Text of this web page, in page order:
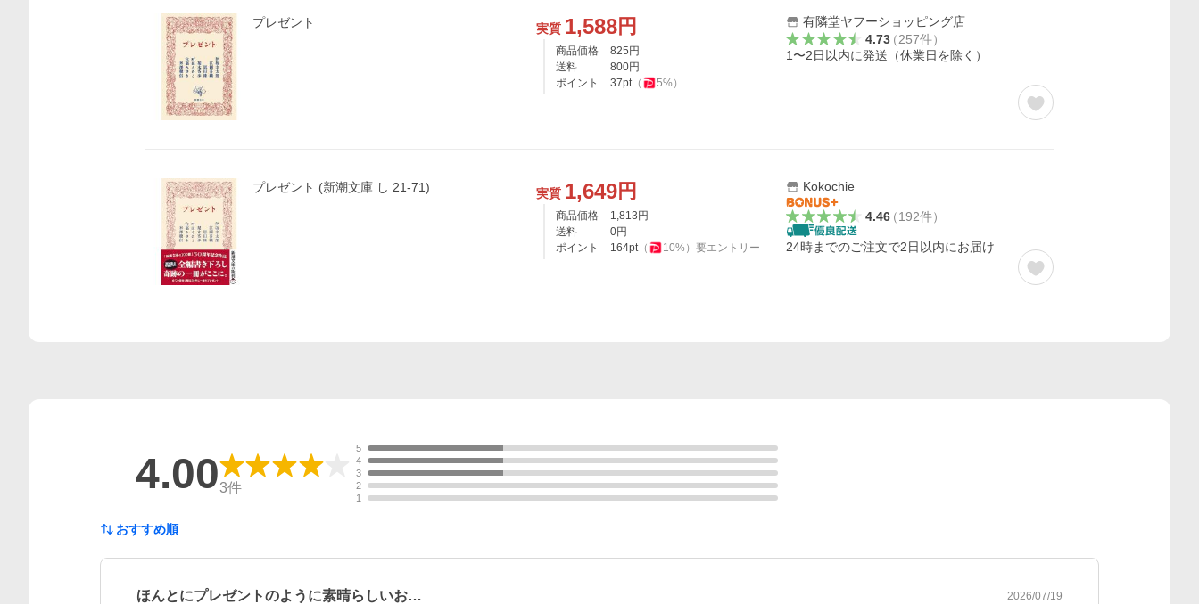
プレゼント 実質 1,588円
商品価格 825 円
送料
800円
ポイント
37pt（ 5%）
有隣堂ヤフーショッピング店
4.73（257件）
1〜2日以内に発送（休業日を除く）
プレゼント (新潮文庫 し 21-71) 実質 1,649円
商品価格 1,813 円
送料
0円
ポイント
164pt（ 10%） 要エントリー
Kokochie
4.46（192件）
24時までのご注文で2日以内にお届け
4.003件
5
4
3
2
1
おすすめ順
ほんとにプレゼントのように素晴らしいお… 2026/07/19